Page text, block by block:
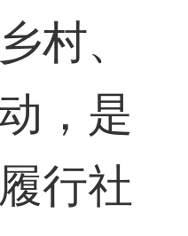
村、
，是
行社